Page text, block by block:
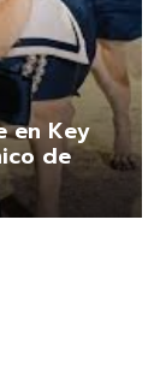
en Key
de